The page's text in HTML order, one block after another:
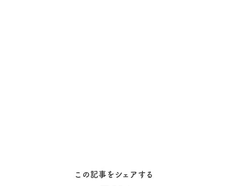
この記事をシェアする